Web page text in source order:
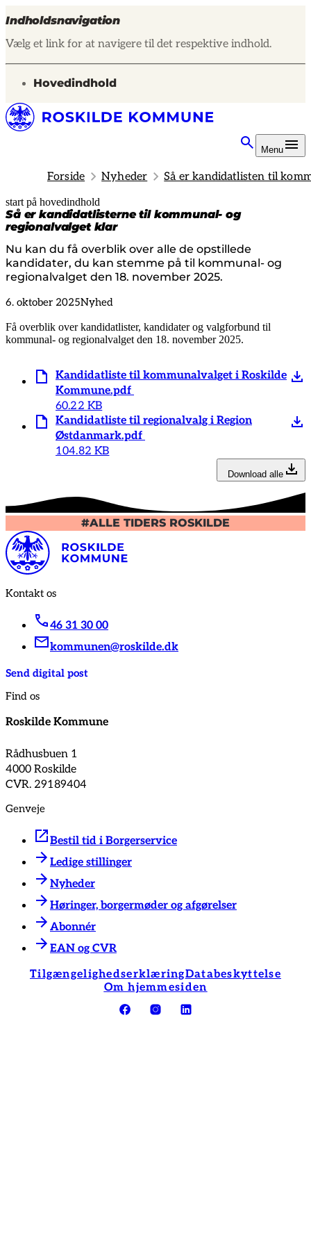
Indholdsnavigation
Vælg et link for at navigere til det respektive indhold.
gå til
Hovedindhold
Menu
Forside Nyheder Så er kandidatlisten til
start på hovedindhold
Så er kandidatlisterne til kommunal- og
regionalvalget klar
Nu kan du få overblik over alle de opstillede
kandidater, du kan stemme på til kommunal- og
regionalvalget den 18. november 2025.
6. oktober 2025Nyhed
senest opdateret 7. oktober 2025
Få overblik over kandidatlister, kandidater og valgforbund til
kommunal- og regionalvalget den 18. november 2025.
Kandidatliste til kommunalvalget i Roskilde
Kommune.pdf
60.22 KB
Kandidatliste til regionalvalg i Region
Østdanmark.pdf
104.82 KB
Download alle
#ALLE TIDERS ROSKILDE
Kontakt os
46 31 30 00
kommunen@roskilde.dk
Send digital post
Find os
Roskilde Kommune
Rådhusbuen 1
4000 Roskilde
CVR. 29189404
Genveje
Bestil tid i Borgerservice
Ledige stillinger
Nyheder
Høringer, borgermøder og afgørelser
Abonnér
EAN og CVR
TilgængelighedserklæringDatabeskyttelse
Om hjemmesiden